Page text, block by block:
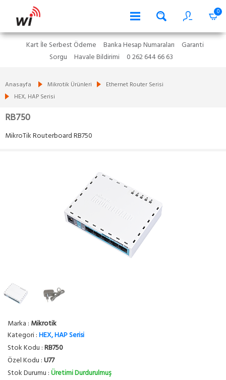
0
Kart İle Serbest Ödeme Banka Hesap Numaraları
Garanti
Sorgu
Havale Bildirimi 0 262 644 66 63
Anasayfa Mikrotik Ürünleri
Ethernet Router Serisi
HEX, HAP Serisi
RB750
MikroTik Routerboard RB750
Marka : Mikrotik
Kategori :HEX, HAP Serisi
Stok Kodu :RB750
Özel Kodu :U77
Stok Durumu :Üretimi Durdurulmuş